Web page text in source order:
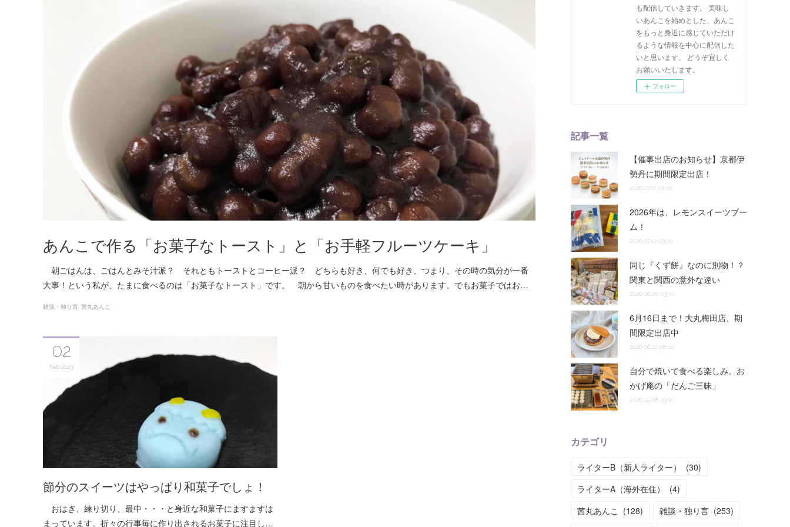
あんこで作る「お菓子なトースト」と「お手軽フルーツケーキ」
朝ごはんは、ごはんとみそ汁派？ それともトーストとコーヒー派？ どちらも好き、何でも好き、つまり、その時の気分が一番
大事！という私が、たまに食べるのは「お菓子なトースト」です。 朝から甘いものを食べたい時があります。でもお菓子ではお…
雑談・独り言 茜丸あんこ
節分のスイーツはやっぱり和菓子でしょ！
おはぎ、練り切り、最中・・・と身近な和菓子にますますは
まっています。折々の行事毎に作り出されるお菓子に注目し…
02
Feb 2023
も配信していきます。 美味し
いあんこを始めとした、あんこ
をもっと身近に感じていただけ
るような情報を中心に配信した
いと思います。 どうぞ宜しく
お願いいたします。
フォロー
記事一覧
【催事出店のお知らせ】京都伊
勢丹に期間限定出店！
2026.07.17 07:00
2026年は、レモンスイーツブー
ム！
2026.07.10 03:00
同じ『くず餅』なのに別物！？
関東と関西の意外な違い
2026.06.26 03:00
6月16日まで！大丸梅田店、期
間限定出店中
2026.06.12 08:00
自分で焼いて食べる楽しみ。お
かげ庵の「だんご三昧」
2026.05.08 03:00
カテゴリ
ライターB（新人ライター） (30)
ライターA（海外在住）
(4)
茜丸あんこ (128) 雑談・独り言 (253)